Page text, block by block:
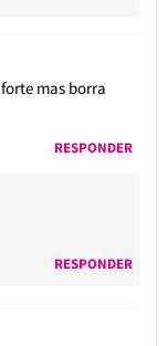
mas borra
RESPONDER
RESPONDER